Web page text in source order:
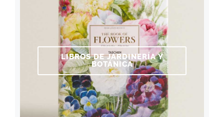
LIBROS DE JARDINERÍA Y
BOTÁNICA